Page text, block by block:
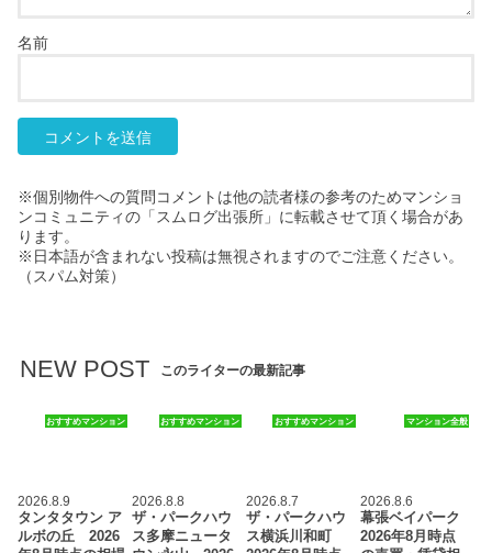
名前
※個別物件への質問コメントは他の読者様の参考のためマンショ
ンコミュニティの「スムログ出張所」に転載させて頂く場合があ
ります。
※日本語が含まれない投稿は無視されますのでご注意ください。
（スパム対策）
NEW POST このライターの最新記事
おすすめマンション
2026.8.9
タンタタウン ア
ルボの丘 2026
おすすめマンション
2026.8.8
ザ・パークハウ
ス多摩ニュータ
おすすめマンション
2026.8.7
ザ・パークハウ
ス横浜川和町
マンション全般
2026.8.6
幕張ベイパーク
2026年8月時点